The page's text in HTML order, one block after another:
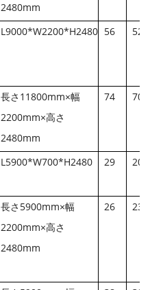
2480mm
L9000*W2200*H2480 56
長さ11800mm×幅
2200mm×高さ
2480mm
74
L5900*W700*H2480 29
長さ5900mm×幅
2200mm×高さ
2480mm
26